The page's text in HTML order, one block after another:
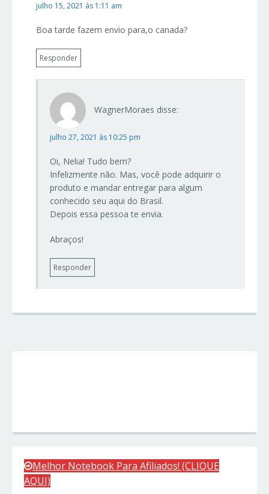
julho 15, 2021 às 1:11 am
Boa tarde fazem envio para,o canada?
Responder
WagnerMoraes disse:
julho 27, 2021 às 10:25 pm
Oi, Nelia! Tudo bem?
Infelizmente não. Mas, você pode adquirir o
produto e mandar entregar para algum
conhecido seu aqui do Brasil.
Depois essa pessoa te envia.
Abraços!
Responder
Melhor Notebook Para Afiliados! (CLIQUE
AQUI)